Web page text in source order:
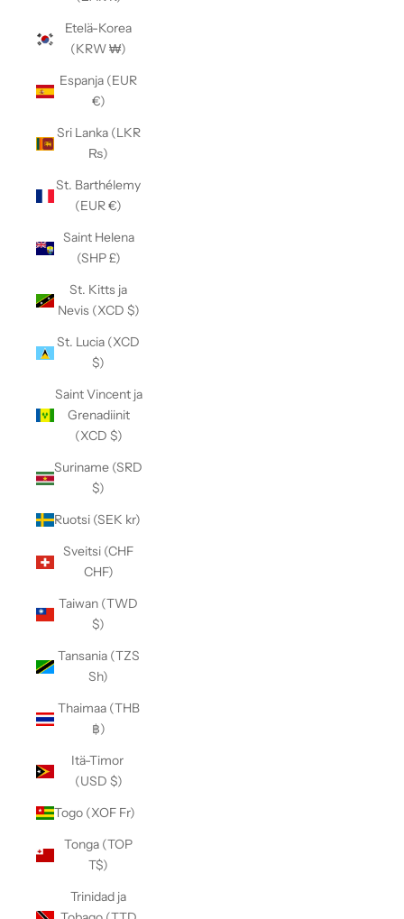
Etelä-Korea
(KRW ₩)
Espanja (EUR
€)
Sri Lanka (LKR
₨)
St. Barthélemy
(EUR €)
Saint Helena
(SHP £)
St. Kitts ja
Nevis (XCD $)
St. Lucia (XCD
$)
Saint Vincent ja
Grenadiinit
(XCD $)
Suriname (SRD
$)
Ruotsi (SEK kr)
Sveitsi (CHF
CHF)
Taiwan (TWD
$)
Tansania (TZS
Sh)
Thaimaa (THB
฿)
Itä-Timor
(USD $)
Togo (XOF Fr)
Tonga (TOP
T$)
Trinidad ja